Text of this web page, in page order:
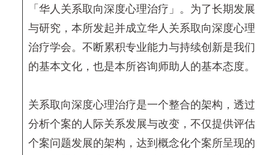
「华人关系取向深度心理治疗」。为了长期发展
与研究，本所发起并成立华人关系取向深度心理
治疗学会。不断累积专业能力与持续创新是我们
的基本文化，也是本所咨询师助人的基本态度。
关系取向深度心理治疗是一个整合的架构，透过
分析个案的人际关系发展与改变，不仅提供评估
个案问题发展的架构，达到概念化个案所呈现的